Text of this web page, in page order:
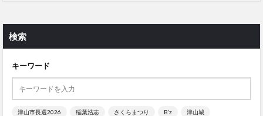
検索
キーワード
津山市長選2026 稲葉浩志 さくらまつり B’z 津山城